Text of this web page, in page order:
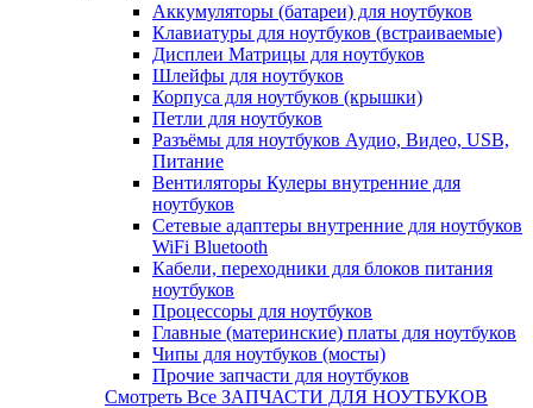
Аккумуляторы (батареи) для ноутбуков
Клавиатуры для ноутбуков (встраиваемые)
Дисплеи Матрицы для ноутбуков
Шлейфы для ноутбуков
Корпуса для ноутбуков (крышки)
Петли для ноутбуков
Разъёмы для ноутбуков Аудио, Видео, USB,
Питание
Вентиляторы Кулеры внутренние для
ноутбуков
Сетевые адаптеры внутренние для ноутбуков
WiFi Bluetooth
Кабели, переходники для блоков питания
ноутбуков
Процессоры для ноутбуков
Главные (материнские) платы для ноутбуков
Чипы для ноутбуков (мосты)
Прочие запчасти для ноутбуков
Смотреть Все ЗАПЧАСТИ ДЛЯ НОУТБУКОВ